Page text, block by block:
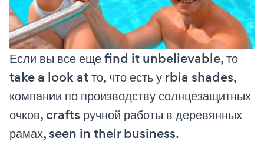
Если вы все еще find it unbelievable, то
take a look at то, что есть у rbia shades,
компании по производству солнцезащитных
очков, crafts ручной работы в деревянных
рамах, seen in their business.